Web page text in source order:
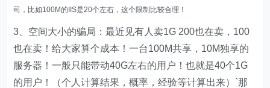
司，比如100M的IIS是20个左右，这个限制比较合理！
3、空间大小的骗局：最近见有人卖1G 200也在卖，100
也在卖！给大家算个成本！一台100M共享，10M独享的
服务器！一般只能带动40G左右的用户！也就是40个1G
的用户！（个人计算结果，概率，经验等计算出来）`那